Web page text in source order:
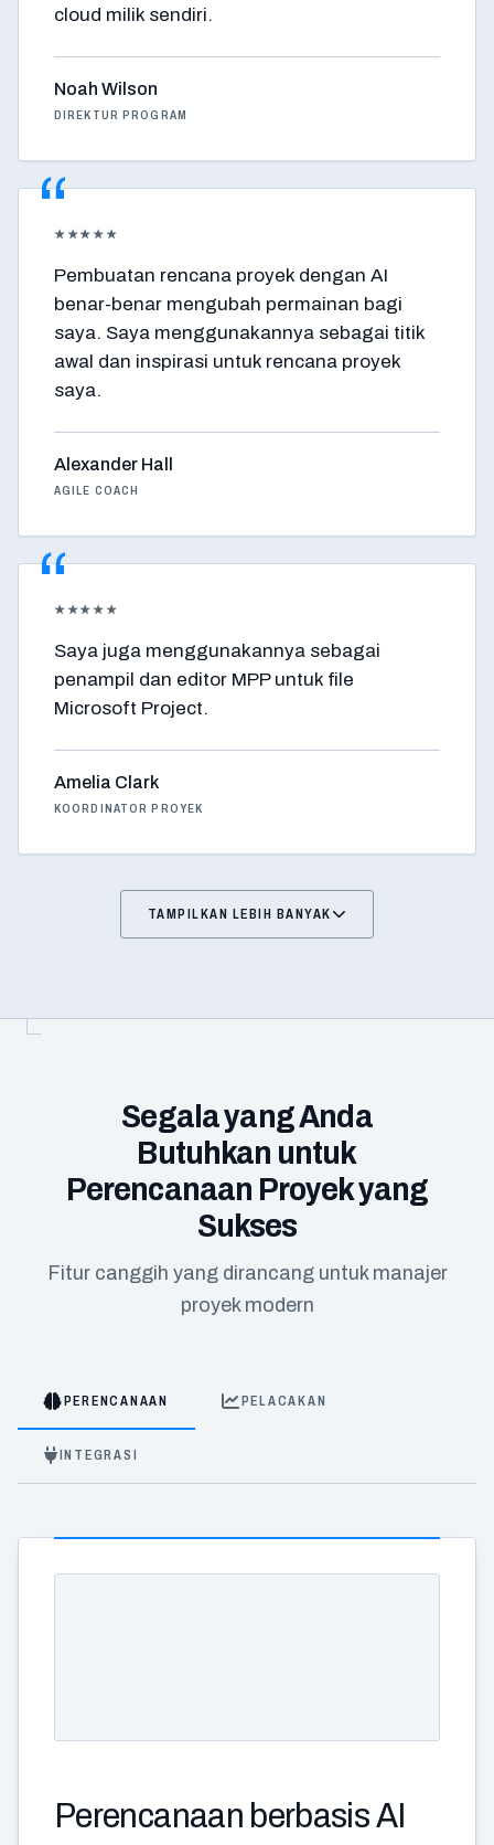
cloud milik sendiri.
Noah Wilson
DIREKTUR PROGRAM
★★★★★
Pembuatan rencana proyek dengan AI
benar-benar mengubah permainan bagi
saya. Saya menggunakannya sebagai titik
awal dan inspirasi untuk rencana proyek
saya.
Alexander Hall
AGILE COACH
★★★★★
Saya juga menggunakannya sebagai
penampil dan editor MPP untuk file
Microsoft Project.
Amelia Clark
KOORDINATOR PROYEK
TAMPILKAN LEBIH BANYAK
Segala yang Anda
Butuhkan untuk
Perencanaan Proyek yang
Sukses
Fitur canggih yang dirancang untuk manajer
proyek modern
PERENCANAAN PELACAKAN
INTEGRASI
Perencanaan berbasis AI